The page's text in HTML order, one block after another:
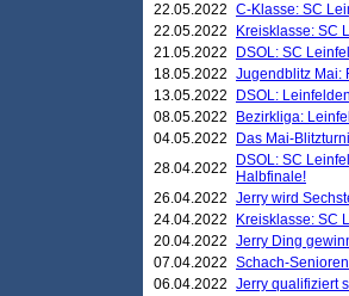
22.05.2022 C-Klasse: SC
22.05.2022
Kreisklasse: SC
21.05.2022
DSOL: SC
18.05.2022 Jugendblitz Mai:
13.05.2022
DSOL:
08.05.2022
Bezirkliga:
04.05.2022
Das Mai-
28.04.2022
DSOL: SC
Halbfinale!
26.04.2022 Jerry wird
24.04.2022
Kreisklasse: SC
20.04.2022 Jerry Ding
07.04.2022 Schach-
06.04.2022 Jerry qualifiziert